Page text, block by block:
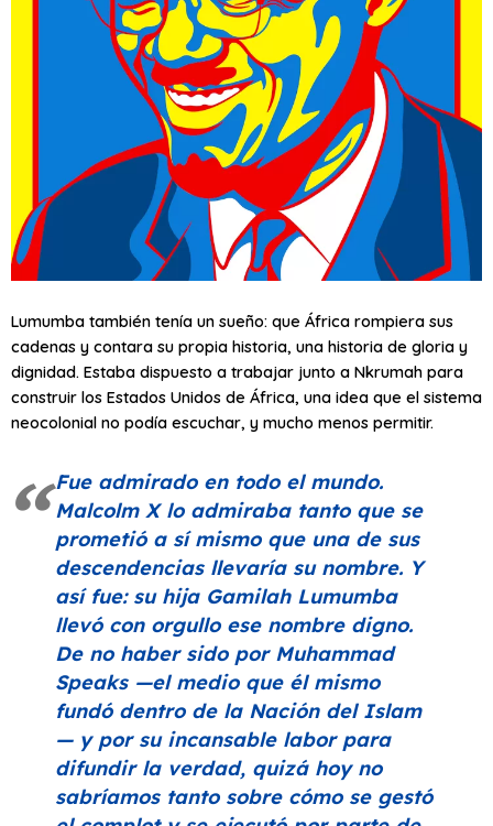
Lumumba también tenía un sueño: que África rompiera sus
cadenas y contara su propia historia, una historia de gloria y
dignidad. Estaba dispuesto a trabajar junto a Nkrumah para
construir los Estados Unidos de África, una idea que el sistema
neocolonial no podía escuchar, y mucho menos permitir.
Fue admirado en todo el mundo.
Malcolm X lo admiraba tanto que se
prometió a sí mismo que una de sus
descendencias llevaría su nombre. Y
así fue: su hija Gamilah Lumumba
llevó con orgullo ese nombre digno.
De no haber sido por Muhammad
Speaks—el medio que él mismo
fundó dentro de la Nación del Islam
— y por su incansable labor para
difundir la verdad, quizá hoy no
sabríamos tanto sobre cómo se gestó